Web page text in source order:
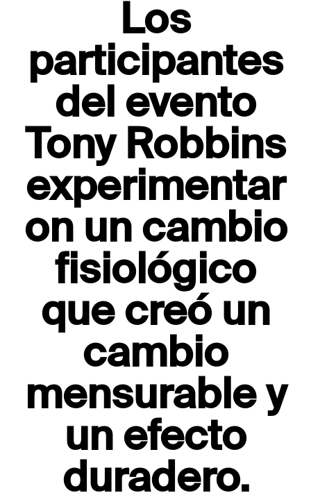
Los
participantes
del evento
Tony Robbins
experimentar
on un cambio
fisiológico
que creó un
cambio
mensurable y
un efecto
duradero.